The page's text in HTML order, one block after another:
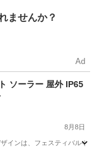
ませんか？
Ad
ソーラー 屋外 IP65
8月8日
インは、フェスティバル